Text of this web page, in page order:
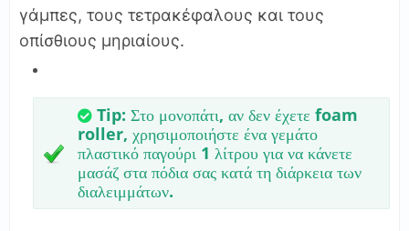
γάμπες, τους τετρακέφαλους και τους
οπίσθιους μηριαίους.
Tip: Στο μονοπάτι, αν δεν έχετε foam
roller, χρησιμοποιήστε ένα γεμάτο
πλαστικό παγούρι 1 λίτρου για να κάνετε
μασάζ στα πόδια σας κατά τη διάρκεια των
διαλειμμάτων.